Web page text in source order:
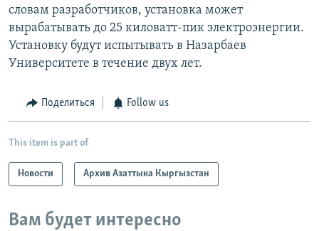
словам разработчиков, установка может
вырабатывать до 25 киловатт-пик электроэнергии.
Установку будут испытывать в Назарбаев
Университете в течение двух лет.
Поделиться Follow us
This item is part of
Новости Архив Азаттыка Кыргызстан
Вам будет интересно